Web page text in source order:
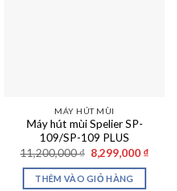
MÁY HÚT MÙI
Máy hút mùi Spelier SP-
109/SP-109 PLUS
11,200,000₫ Giá
gốc
là:
11,200,000 ₫.
8,299,000 ₫Giá
THÊM VÀO GIỎ HÀNG